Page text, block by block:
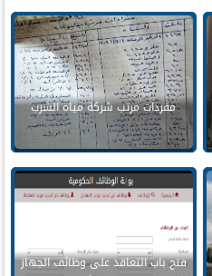
مفردات مرتب شركة مياه الشرب
فتح باب التعاقد على وظائف الجهاز